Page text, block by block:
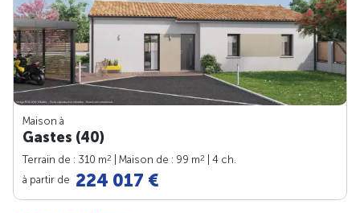
Maison à
Gastes (40)
Terrain de : 310 m2 | Maison de : 99 m2
| 4 ch.
à partir de 224 017 €